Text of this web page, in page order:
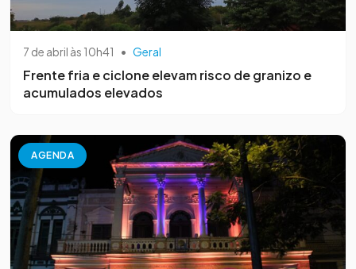
7 de abril às 10h41 • Geral
Frente fria e ciclone elevam risco de granizo e
acumulados elevados
AGENDA